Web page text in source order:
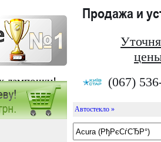
лампочки!
Продажа и
(067)
в
Автостекло »